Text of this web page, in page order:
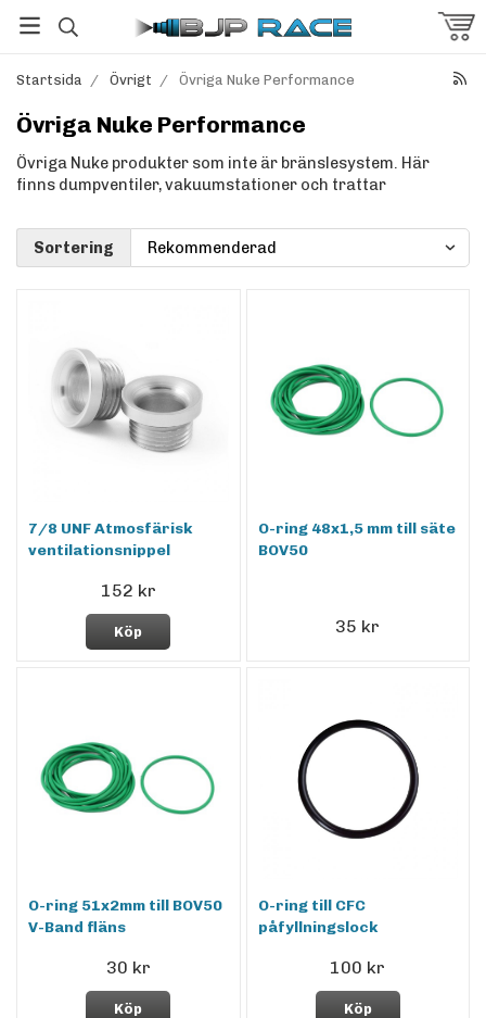
Startsida / Övrigt / Övriga Nuke Performance
Övriga Nuke Performance
Övriga Nuke produkter som inte är bränslesystem. Här
finns dumpventiler, vakuumstationer och trattar
Sortering
7/8 UNF Atmosfärisk
ventilationsnippel
152 kr
Köp
O-ring 48x1,5 mm till säte
BOV50
35 kr
O-ring 51x2mm till BOV50
V-Band fläns
30 kr
Köp
O-ring till CFC
påfyllningslock
100 kr
Köp